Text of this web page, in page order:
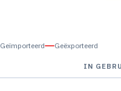
Geïmporteerd Geëxporteerd
IN